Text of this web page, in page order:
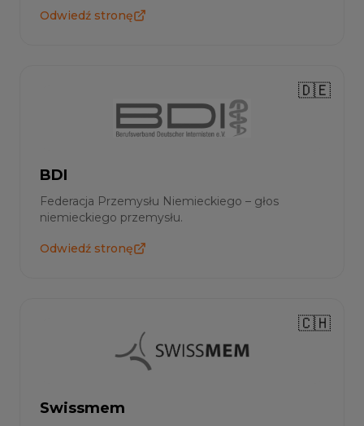
Odwiedź stronę
🇩🇪
BDI
Federacja Przemysłu Niemieckiego – głos
niemieckiego przemysłu.
Odwiedź stronę
🇨🇭
Swissmem